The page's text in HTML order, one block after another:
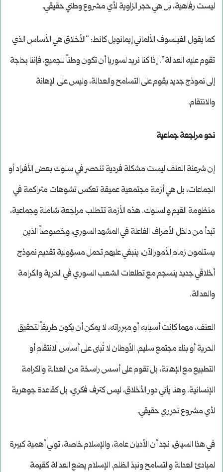
ليست رفاهية، بل هي حجر الزاوية لأي مشروع وطني حقيقي.
كما يقول الفيلسوف الألماني إيمانويل كانط: “الأخلاق هي الأساس الذي
تقوم عليه العدالة”. إذا كنا نريد لسوريا أن تكون وطناً للجميع، فإننا بحاجة
إلى نموذج جديد يقوم على التسامح والعدالة، وليس على الإهانة
والانتقام.
نحو مراجعة جماعية
إن شرعنة العنف ليست مشكلة فردية تنحصر في سلوك بعض الأفراد أو
الجماعات، بل هي أزمة مجتمعية عميقة تعكس تشوهات متراكمة في
منظومة القيم والسلوك. هذه الأزمة تتطلب مراجعة شاملة وجماعية،
تبدأ من داخل الأطراف الفاعلة في المشهد السوري، وخصوصاً الذين
يستلمون زمام الأمورالآن، ينبغي عليهم تحمل مسؤولية تقديم نموذج
أخلاقي جديد ينسجم مع تطلعات الشعب السوري في الحرية والكرامة
والعدالة.
العنف، مهما كانت أسبابه أو مبرراته، لا يمكن أن يكون طريقاً لتحقيق
الحرية أو بناء مجتمع سليم. الأوطان لا تُبنى على أساس الانتقام أو
التطبيع مع الإهانة، بل تقوم على أسس راسخة من العدالة والكرامة
الإنسانية. وهنا يأتي دور الأخلاق، ليس كترف فكري، بل كقاعدة جوهرية
لأي مشروع تحرري حقيقي.
في هذا السياق، نجد أن الأديان عامة، والإسلام خاصة، تولي أهمية كبيرة
لمبادئ العدالة والتسامح ونبذ الظلم. الإسلام يضع العدالة كقيمة